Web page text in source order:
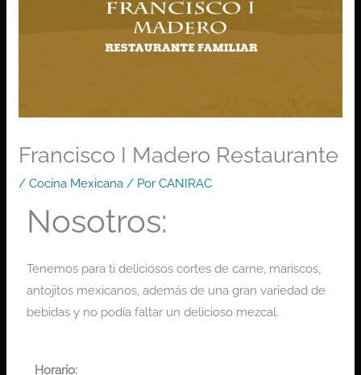
Francisco I Madero Restaurante
/Cocina Mexicana / PorCANIRAC
Nosotros:
Tenemos para ti deliciosos cortes de carne, mariscos,
antojitos mexicanos, además de una gran variedad de
bebidas y no podía faltar un delicioso mezcal.
Horario: